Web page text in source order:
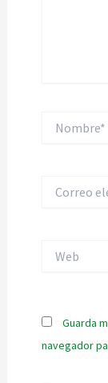
electrónico*
Guarda
navegador